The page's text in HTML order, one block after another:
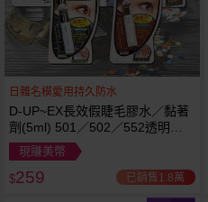
日雜名模愛用持久防水
D-UP~EX長效假睫毛膠水／黏著
劑(5ml) 501／502／552透明／
553黑色／554咖啡色 款式可選
現賺美幣
$259 已銷售1.8萬